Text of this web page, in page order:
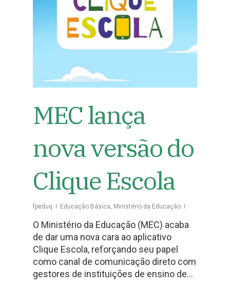
MEC lança
nova versão do
Clique Escola
fpeduq Educação Básica, Ministério da Educação
O Ministério da Educação (MEC) acaba
de dar uma nova cara ao aplicativo
Clique Escola, reforçando seu papel
como canal de comunicação direto com
gestores de instituições de ensino de…